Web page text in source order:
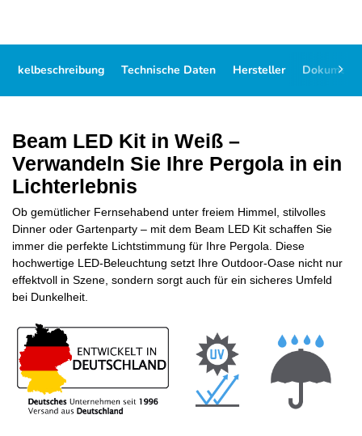
Technische Daten Hersteller
Beam LED Kit in Weiß –
Verwandeln Sie Ihre Pergola in ein
Lichterlebnis
Ob gemütlicher Fernsehabend unter freiem Himmel, stilvolles
Dinner oder Gartenparty – mit dem Beam LED Kit schaffen Sie
immer die perfekte Lichtstimmung für Ihre Pergola. Diese
hochwertige LED-Beleuchtung setzt Ihre Outdoor-Oase nicht nur
effektvoll in Szene, sondern sorgt auch für ein sicheres Umfeld
bei Dunkelheit.